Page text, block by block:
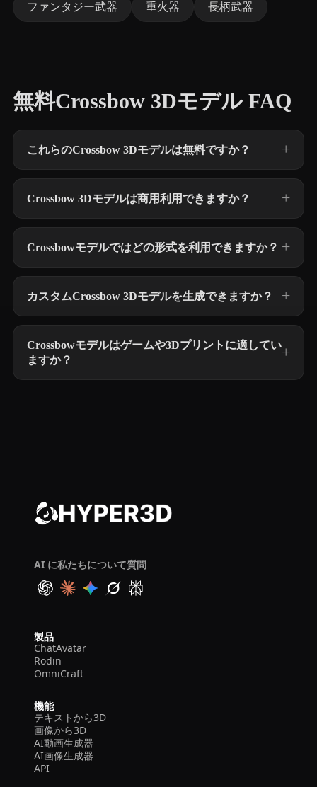
ファンタジー武器 重火器 長柄武器
無料Crossbow 3Dモデル FAQ
これらのCrossbow 3Dモデルは無料ですか？
Crossbow 3Dモデルは商用利用できますか？
Crossbowモデルではどの形式を利用できますか？
カスタムCrossbow 3Dモデルを生成できますか？
Crossbowモデルはゲームや3Dプリントに適してい
ますか？
AI に私たちについて質問
製品
ChatAvatar
Rodin
OmniCraft
機能
テキストから3D
画像から3D
AI動画生成器
AI画像生成器
API